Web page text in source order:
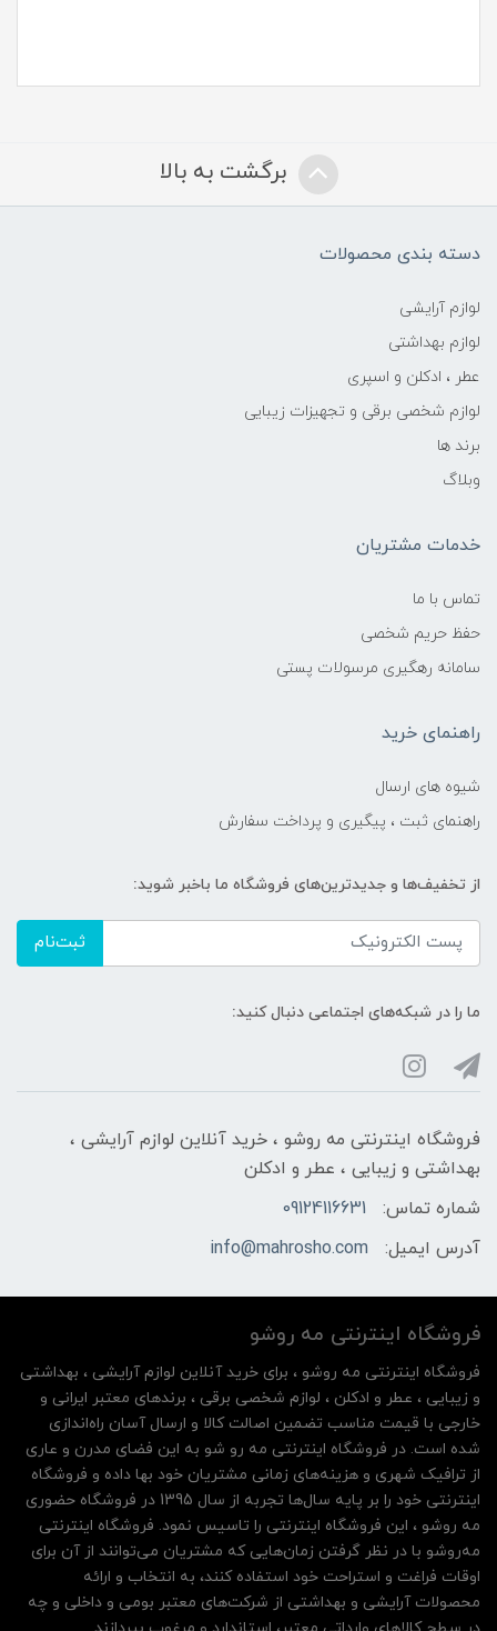
برگشت به بالا
دسته بندی محصولات
لوازم آرایشی
لوازم بهداشتی
عطر ، ادکلن و اسپری
لوازم شخصی برقی و تجهیزات زیبایی
برند ها
وبلاگ
خدمات مشتریان
تماس با ما
حفظ حریم شخصی
سامانه رهگیری مرسولات پستی
راهنمای خرید
شیوه های ارسال
راهنمای ثبت ، پیگیری و پرداخت سفارش
از تخفیف‌ها و جدیدترین‌های فروشگاه ما باخبر شوید:
ثبت‌نام
ما را در شبکه‌های اجتماعی دنبال کنید:
فروشگاه اینترنتی مه‌ رو‌شو ، خرید آنلاین لوازم آرایشی ،
بهداشتی و زیبایی ، عطر و ادکلن
شماره تماس:
09124116631
آدرس ایمیل:
info@mahrosho.com
فروشگاه اینترنتی مه‌ رو‌شو
فروشگاه اینترنتی مه‌ رو‌شو ، برای خرید آنلاین لوازم آرایشی ، بهداشتی
و زیبایی ، عطر و ادکلن ، لوازم شخصی برقی ، برندهای معتبر ایرانی و
خارجی با قیمت مناسب تضمین اصالت کالا و ارسال آسان راه‌اندازی
شده است. در فروشگاه اینترنتی مه رو شو به این فضای مدرن و عاری
از ترافیک شهری و هزینه‌های زمانی مشتریان خود بها داده و فروشگاه
اینترنتی خود را بر پایه سال‌ها تجربه از سال 1395 در فروشگاه حضوری
مه روشو ، این فروشگاه اینترنتی را تاسیس نمود. فروشگاه اینترنتی
مه‌رو‌شو با در نظر گرفتن زمان‌هایی که مشتریان می‌توانند از آن‌ برای
اوقات فراغت و استراحت خود استفاده کنند، به انتخاب و ارائه
محصولات آرایشی و بهداشتی از شرکت‌های معتبر بومی و داخلی و چه